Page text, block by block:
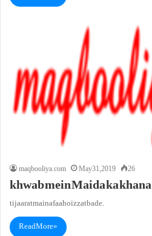
maqbooliya.com
May 31, 2019 26
khwab mein Maida ka khana
tijaarat mai nafaa ho izzat bade.
Read More »